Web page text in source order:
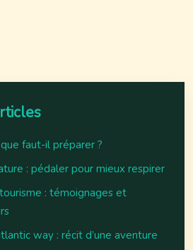
faut-il préparer ?
: pédaler pour mieux respirer
: témoignages et
way : récit d’une aventure